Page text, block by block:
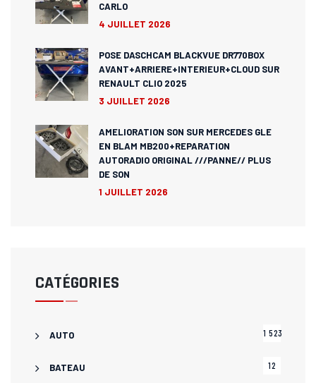
CARLO
4 JUILLET 2026
POSE DASCHCAM BLACKVUE DR770BOX
AVANT+ARRIERE+INTERIEUR+CLOUD SUR
RENAULT CLIO 2025
3 JUILLET 2026
AMELIORATION SON SUR MERCEDES GLE
EN BLAM MB200+REPARATION
AUTORADIO ORIGINAL ///PANNE// PLUS
DE SON
1 JUILLET 2026
CATÉGORIES
AUTO 1 523
BATEAU 12